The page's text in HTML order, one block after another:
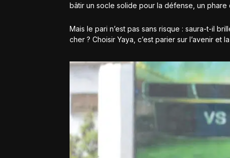
bâtir un socle solide pour la défense, un
Mais le pari n’est pas sans risque : saura-t-il
cher ? Choisir Yaya, c’est parier sur l’avenir